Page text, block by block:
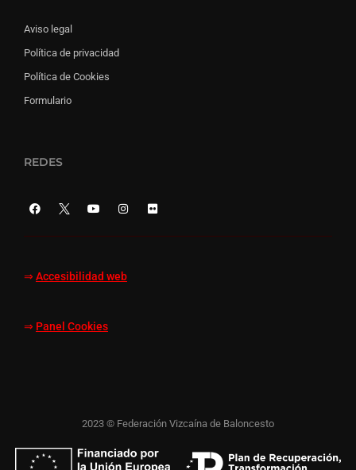
Aviso legal
Política de privacidad
Política de Cookies
Formulario
REDES
⇒ Accesibilidad web
⇒ Panel Cookies
2023 © Federación Vizcaína de Baloncesto